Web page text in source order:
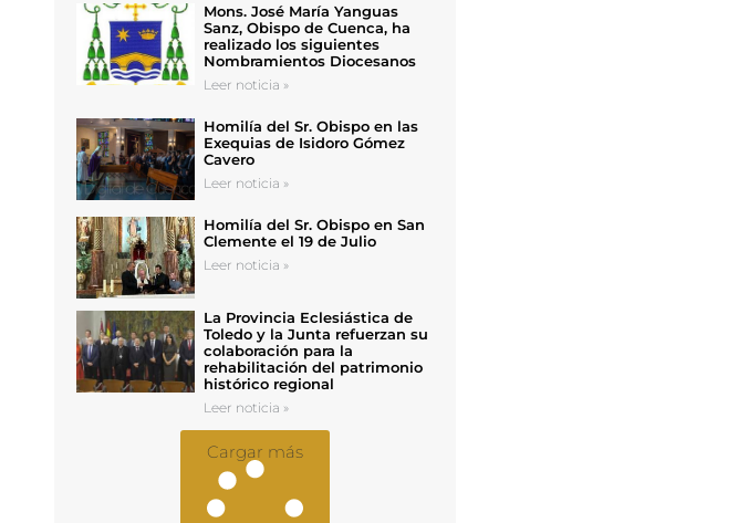
Mons. José María Yanguas
Sanz, Obispo de Cuenca, ha
realizado los siguientes
Nombramientos Diocesanos
Leer noticia »
Homilía del Sr. Obispo en las
Exequias de Isidoro Gómez
Cavero
Leer noticia »
Homilía del Sr. Obispo en San
Clemente el 19 de Julio
Leer noticia »
La Provincia Eclesiástica de
Toledo y la Junta refuerzan su
colaboración para la
rehabilitación del patrimonio
histórico regional
Leer noticia »
Cargar más